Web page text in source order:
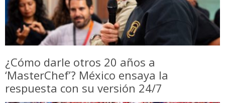
¿Cómo darle otros 20 años a
‘MasterChef’? México ensaya la
respuesta con su versión 24/7